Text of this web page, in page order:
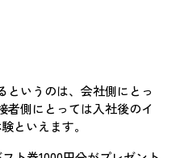
というのは、会社側にとっ
者側にとっては入社後のイ
といえます。